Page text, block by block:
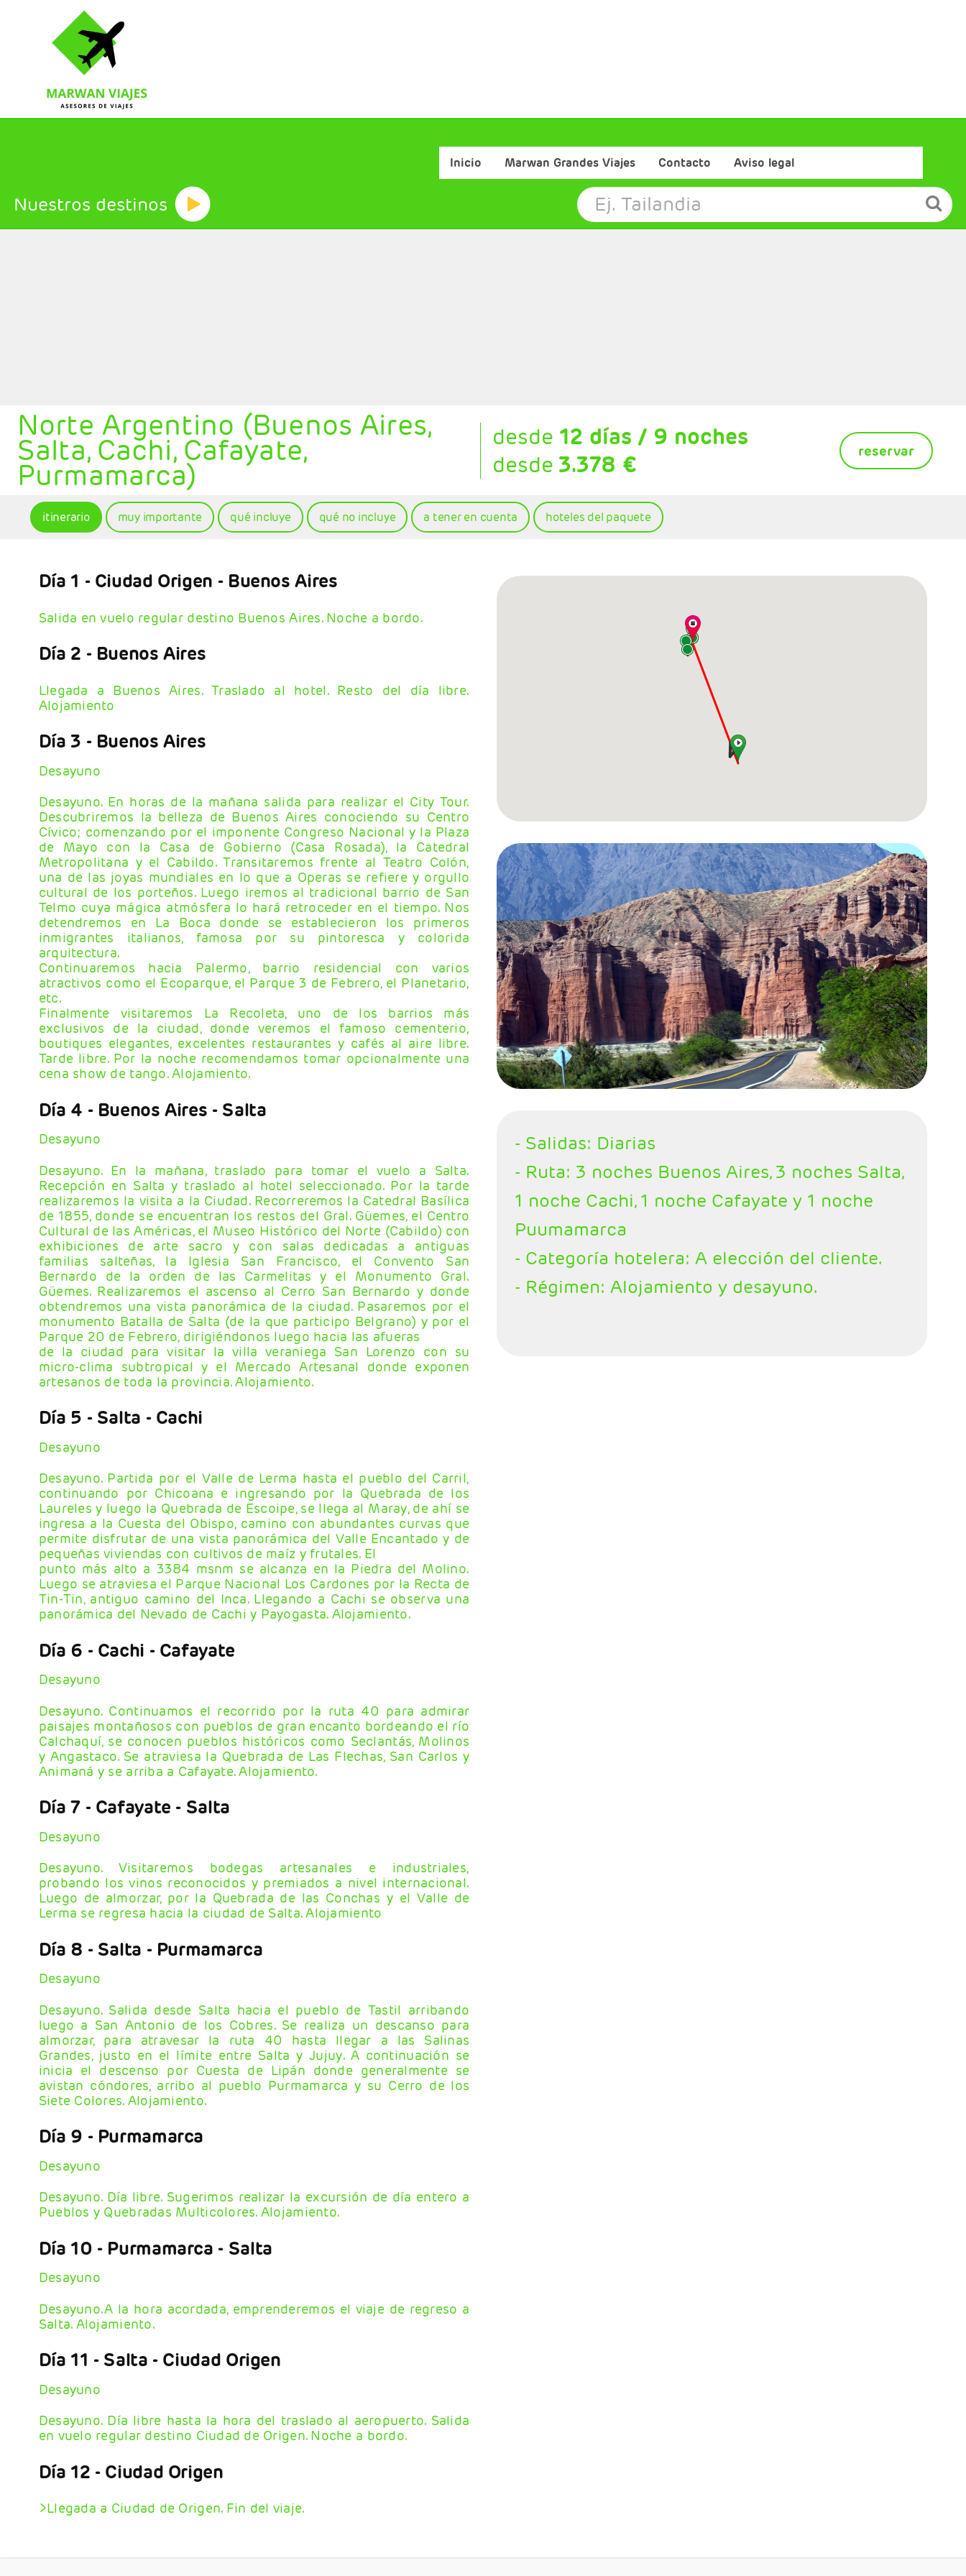
Inicio Marwan Grandes Viajes Contacto Aviso legal
Nuestros destinos
Norte Argentino (Buenos Aires,
Salta, Cachi, Cafayate,
Purmamarca)
desde 12 días / 9 noches
desde 3.378 € reservar
itinerario muy importante qué incluye qué no incluye a tener en cuenta hoteles del paquete
Día 1 - Ciudad Origen - Buenos Aires
Salida en vuelo regular destino Buenos Aires. Noche a bordo.
Día 2 - Buenos Aires
Llegada a Buenos Aires. Traslado al hotel. Resto del día libre.
Alojamiento
Día 3 - Buenos Aires
Desayuno
Desayuno. En horas de la mañana salida para realizar el City Tour.
Descubriremos la belleza de Buenos Aires conociendo su Centro
Cívico; comenzando por el imponente Congreso Nacional y la Plaza
de Mayo con la Casa de Gobierno (Casa Rosada), la Catedral
Metropolitana y el Cabildo. Transitaremos frente al Teatro Colón,
una de las joyas mundiales en lo que a Operas se refiere y orgullo
cultural de los porteños. Luego iremos al tradicional barrio de San
Telmo cuya mágica atmósfera lo hará retroceder en el tiempo. Nos
detendremos en La Boca donde se establecieron los primeros
inmigrantes italianos, famosa por su pintoresca y colorida
arquitectura.
Continuaremos hacia Palermo, barrio residencial con varios
atractivos como el Ecoparque, el Parque 3 de Febrero, el Planetario,
etc.
Finalmente visitaremos La Recoleta, uno de los barrios más
exclusivos de la ciudad, donde veremos el famoso cementerio,
boutiques elegantes, excelentes restaurantes y cafés al aire libre.
Tarde libre. Por la noche recomendamos tomar opcionalmente una
cena show de tango. Alojamiento.
Día 4 - Buenos Aires - Salta
Desayuno
Desayuno. En la mañana, traslado para tomar el vuelo a Salta.
Recepción en Salta y traslado al hotel seleccionado. Por la tarde
realizaremos la visita a la Ciudad. Recorreremos la Catedral Basílica
de 1855, donde se encuentran los restos del Gral. Güemes, el Centro
Cultural de las Américas, el Museo Histórico del Norte (Cabildo) con
exhibiciones de arte sacro y con salas dedicadas a antiguas
familias salteñas, la Iglesia San Francisco, el Convento San
Bernardo de la orden de las Carmelitas y el Monumento Gral.
Güemes. Realizaremos el ascenso al Cerro San Bernardo y donde
obtendremos una vista panorámica de la ciudad. Pasaremos por el
monumento Batalla de Salta (de la que participo Belgrano) y por el
Parque 20 de Febrero, dirigiéndonos luego hacia las afueras
de la ciudad para visitar la villa veraniega San Lorenzo con su
micro-clima subtropical y el Mercado Artesanal donde exponen
artesanos de toda la provincia. Alojamiento.
Día 5 - Salta - Cachi
Desayuno
Desayuno. Partida por el Valle de Lerma hasta el pueblo del Carril,
continuando por Chicoana e ingresando por la Quebrada de los
Laureles y luego la Quebrada de Escoipe, se llega al Maray, de ahí se
ingresa a la Cuesta del Obispo, camino con abundantes curvas que
permite disfrutar de una vista panorámica del Valle Encantado y de
pequeñas viviendas con cultivos de maíz y frutales. El
punto más alto a 3384 msnm se alcanza en la Piedra del Molino.
Luego se atraviesa el Parque Nacional Los Cardones por la Recta de
Tin-Tin, antiguo camino del Inca. Llegando a Cachi se observa una
panorámica del Nevado de Cachi y Payogasta. Alojamiento.
Día 6 - Cachi - Cafayate
Desayuno
Desayuno. Continuamos el recorrido por la ruta 40 para admirar
paisajes montañosos con pueblos de gran encanto bordeando el río
Calchaquí, se conocen pueblos históricos como Seclantás, Molinos
y Angastaco. Se atraviesa la Quebrada de Las Flechas, San Carlos y
Animaná y se arriba a Cafayate. Alojamiento.
Día 7 - Cafayate - Salta
Desayuno
Desayuno. Visitaremos bodegas artesanales e industriales,
probando los vinos reconocidos y premiados a nivel internacional.
Luego de almorzar, por la Quebrada de las Conchas y el Valle de
Lerma se regresa hacia la ciudad de Salta. Alojamiento
Día 8 - Salta - Purmamarca
Desayuno
Desayuno. Salida desde Salta hacia el pueblo de Tastil arribando
luego a San Antonio de los Cobres. Se realiza un descanso para
almorzar, para atravesar la ruta 40 hasta llegar a las Salinas
Grandes, justo en el límite entre Salta y Jujuy. A continuación se
inicia el descenso por Cuesta de Lipán donde generalmente se
avistan cóndores, arribo al pueblo Purmamarca y su Cerro de los
Siete Colores. Alojamiento.
Día 9 - Purmamarca
Desayuno
Desayuno. Día libre. Sugerimos realizar la excursión de día entero a
Pueblos y Quebradas Multicolores. Alojamiento.
Día 10 - Purmamarca - Salta
Desayuno
Desayuno.A la hora acordada, emprenderemos el viaje de regreso a
Salta. Alojamiento.
Día 11 - Salta - Ciudad Origen
Desayuno
Desayuno. Día libre hasta la hora del traslado al aeropuerto. Salida
en vuelo regular destino Ciudad de Origen. Noche a bordo.
Día 12 - Ciudad Origen
>Llegada a Ciudad de Origen. Fin del viaje.
- Salidas: Diarias
- Ruta: 3 noches Buenos Aires, 3 noches Salta,
1 noche Cachi, 1 noche Cafayate y 1 noche
Puumamarca
- Categoría hotelera: A elección del cliente.
- Régimen: Alojamiento y desayuno.